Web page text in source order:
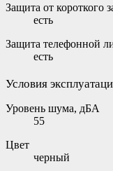
Защита от короткого
есть
Защита телефонной
есть
Условия
Уровень шума, дБА
55
Цвет
черный